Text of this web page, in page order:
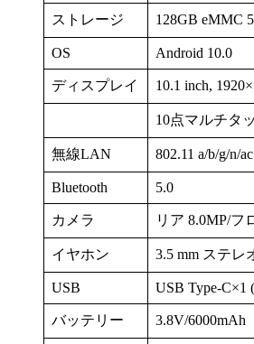
ストレージ 128GB eMMC
OS Android 10.0
ディスプレイ 10.1 inch,
10点マルチタ
無線LAN 802.11 a/b/g/n/ac
Bluetooth 5.0
カメラ リア 8.0MP/フ
イヤホン 3.5 mm ステレ
USB USB Type-C×1
バッテリー 3.8V/6000mAh